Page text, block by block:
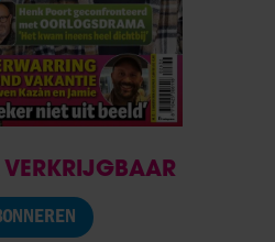
VERKRIJGBAAR